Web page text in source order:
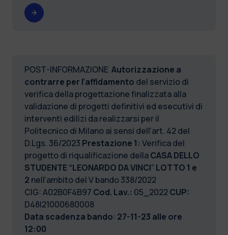
POST-INFORMAZIONE Autorizzazione a
contrarre per l’affidamento del servizio di
verifica della progettazione finalizzata alla
validazione di progetti definitivi ed esecutivi di
interventi edilizi da realizzarsi per il
Politecnico di Milano ai sensi dell’art. 42 del
D.Lgs. 36/2023 Prestazione 1: Verifica del
progetto di riqualificazione dellaCASA DELLO
STUDENTE “LEONARDO DA VINCI” LOTTO 1 e
2 nell’ambito del V bando 338/2022
CIG: A02B0F4B97 Cod. Lav.: 05_2022CUP:
D48I21000680008
Data scadenza bando: 27-11-23 alle ore
12:00